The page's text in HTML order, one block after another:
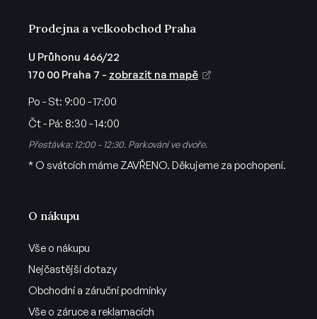
O nákupu
Vše o nákupu
Nejčastější dotazy
Obchodní a záruční podmínky
Vše o záruce a reklamacích
Prodejna a velkoobchod Praha
U Průhonu 466/22
170 00 Praha 7 - zobrazit na mapě
Po - St: 9:00 - 17:00
Čt - Pá: 8:30 - 14:00
Přestávka: 12:00 - 12:30. Parkování ve dvoře.
* O svátcích máme ZAVŘENO. Děkujeme za pochopení.